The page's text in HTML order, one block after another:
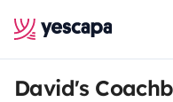
David's